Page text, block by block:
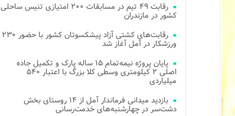
رقابت ۴۹ تیم در مسابقات ۲۰۰ امتیازی تنیس ساحلی
کشور در مازندران
رقابت‌های کشتی آزاد پیشکسوتان کشور با حضور ۲۳۰
ورزشکار در آمل آغاز شد
پایان پروژه نیمه‌تمام ۱۵ ساله پارک و تکمیل جاده
اصلی ۲ کیلومتری وسطی کلا بزرگ با اعتبار ۵۴۰
میلیاردی
بازدید میدانی فرماندار آمل از ۱۴ روستای بخش
دشت‌سر در چهارشنبه‌های خدمت‌رسانی